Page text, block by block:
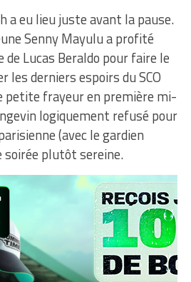
a eu lieu juste avant la pause.
Senny Mayulu a profité
de Lucas Beraldo pour faire le
les derniers espoirs du SCO
petite frayeur en première mi-
logiquement refusé pour
(avec le gardien
soirée plutôt sereine.